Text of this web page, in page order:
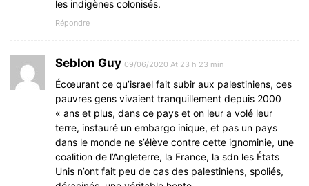
les indigènes colonisés.
Répondre
Seblon Guy 09/06/2020 At 23 h 23 min
Écœurant ce qu’israel fait subir aux palestiniens, ces
pauvres gens vivaient tranquillement depuis 2000
« ans et plus, dans ce pays et on leur a volé leur
terre, instauré un embargo inique, et pas un pays
dans le monde ne s’élève contre cette ignominie, une
coalition de l’Angleterre, la France, la sdn les États
Unis n’ont fait peu de cas des palestiniens, spoliés,